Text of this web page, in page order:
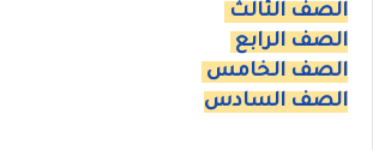
الصف الثالث
الصف الرابع
الصف الخامس
الصف السادس